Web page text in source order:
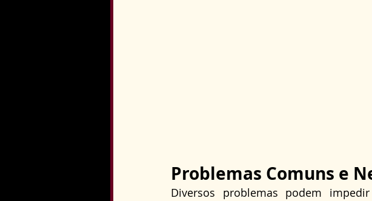
Problemas Comuns e
Diversos problemas podem